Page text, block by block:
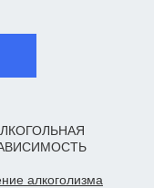
алкоголизма